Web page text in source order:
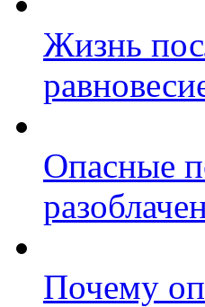
Жизнь
Опасные
Почему